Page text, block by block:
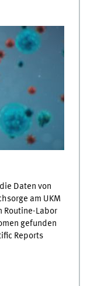
Daten von
am UKM
Routine-Labor
gefunden
Reports